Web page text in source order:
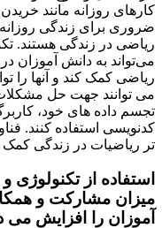
کارهای روزانه مانند خریدن
ضروری برای زندگی
ریاضی در زندگی هستند.
می‌تواند به دانش آموزان
ریاضی کمک کند و آنها را
می توانند جهت حل
تجسم داده های خود،
کدنویسی استفاده کنند.
تر ریاضیات در زندگی کمک
استفاده از تکنولوژی
میزان مشارکت و
آموزان را افزایش می